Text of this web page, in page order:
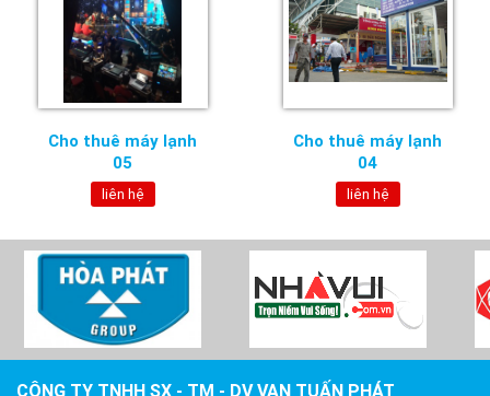
Cho thuê máy lạnh
05
liên hệ
Cho thuê máy lạnh
04
liên hệ
CÔNG TY TNHH SX - TM - DV VẠN TUẤN PHÁT